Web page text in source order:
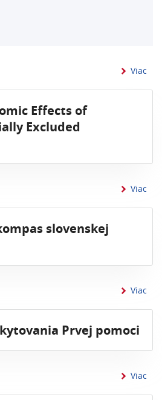
Viac
Effects of
Excluded
Viac
slovenskej
Viac
Prvej pomoci
Viac